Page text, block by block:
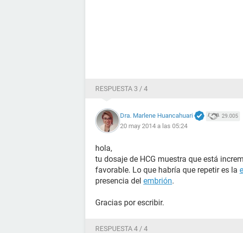
RESPUESTA 3 / 4
Dra. Marlene Huancahuari 29.005
20 may 2014 a las 05:24
hola,
tu dosaje de HCG muestra que está
favorable. Lo que habría que repetir es la
presencia del embrión.
Gracias por escribir.
RESPUESTA 4 / 4